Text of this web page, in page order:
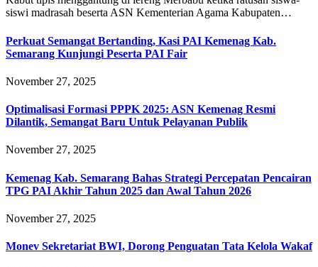
siswi madrasah beserta ASN Kementerian Agama Kabupaten…
Perkuat Semangat Bertanding, Kasi PAI Kemenag Kab.
Semarang Kunjungi Peserta PAI Fair
November 27, 2025
Optimalisasi Formasi PPPK 2025: ASN Kemenag Resmi
Dilantik, Semangat Baru Untuk Pelayanan Publik
November 27, 2025
Kemenag Kab. Semarang Bahas Strategi Percepatan Pencairan
TPG PAI Akhir Tahun 2025 dan Awal Tahun 2026
November 27, 2025
Monev Sekretariat BWI, Dorong Penguatan Tata Kelola Wakaf